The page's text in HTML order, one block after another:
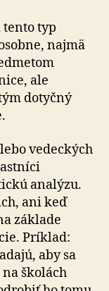
tento typ
najmä
ale
dotyčný
vedeckých
analýzu.
ani keď
základe
Príklad:
aby sa
školách